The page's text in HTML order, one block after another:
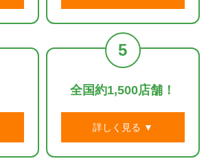
5
全国約1,500店舗！
詳しく見る ▼